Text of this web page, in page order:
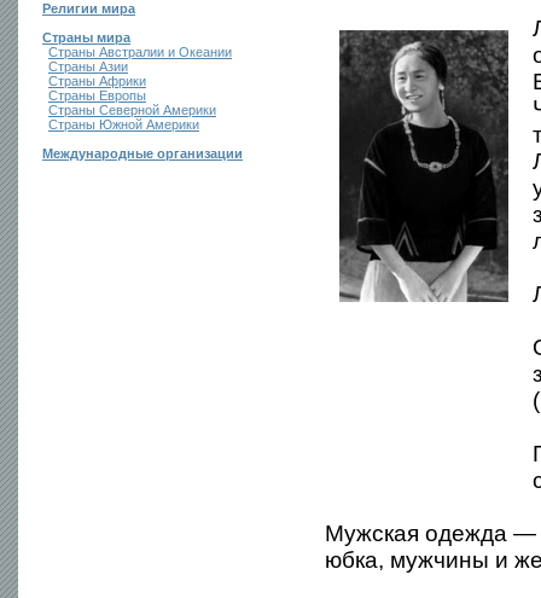
Религии мира
Страны мира
Страны Австралии и Океании
Страны Азии
Страны Африки
Страны Европы
Страны Северной Америки
Страны Южной Америки
Международные организации
Мужская одежда —
юбка, мужчины и